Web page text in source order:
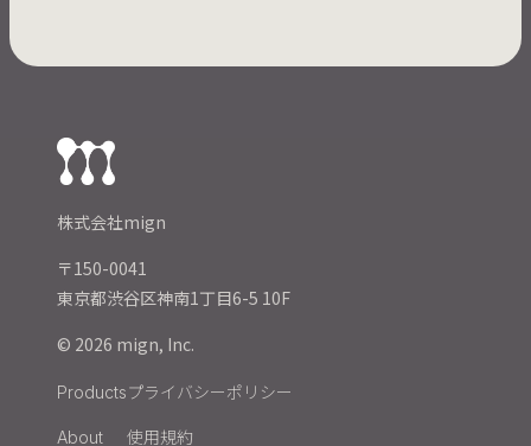
株式会社mign
〒150-0041
東京都渋谷区神南1丁目6-5 10F
© 2026 mign, Inc.
Products
About
プライバシーポリシー
使用規約